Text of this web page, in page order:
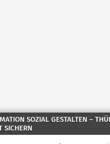
SOZIAL GESTALTEN –
SICHERN